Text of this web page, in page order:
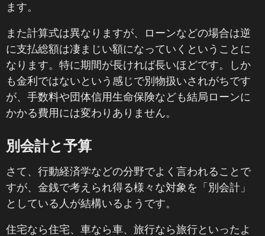
ます。
また計算式は異なりますが、ローンなどの場合は逆
に支払総額は凄まじい額になっていくということに
なります。特に期間が長ければ長いほどです。しか
も金利ではないという感じで別物扱いされがちです
が、手数料や団体信用生命保険なども結局ローンに
かかる費用には変わりありません。
別会計と予算
さて、行動経済学などの分野でよく言われることで
すが、金銭で考えられ得る様々な対象を「別会計」
としている人が結構いるようです。
住宅なら住宅、車なら車、旅行なら旅行といったよ